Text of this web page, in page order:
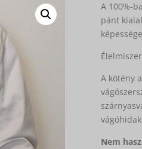
A 100%-
pánt
A kötény
Nem